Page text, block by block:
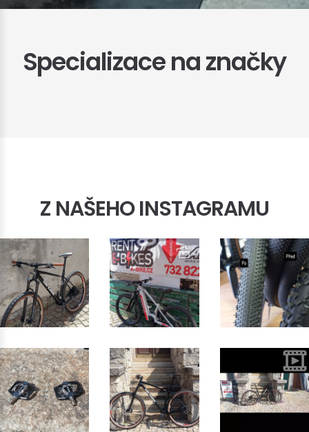
Specializace na značky
Z NAŠEHO INSTAGRAMU